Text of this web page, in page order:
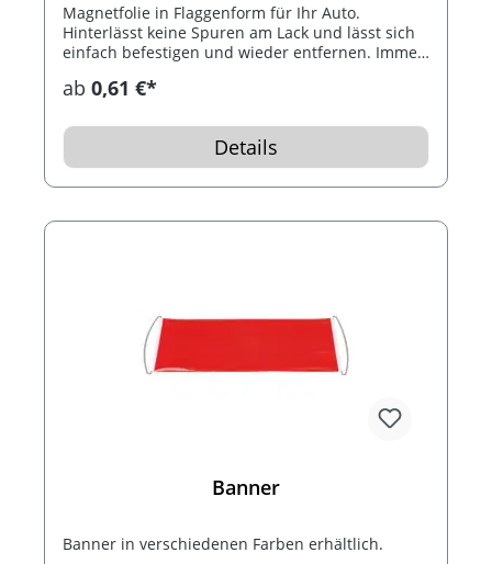
Magnetfolie in Flaggenform für Ihr Auto.
Hinterlässt keine Spuren am Lack und lässt sich
einfach befestigen und wieder entfernen. Immer
ab 0,61 €*
Details
Banner
Banner in verschiedenen Farben erhältlich.